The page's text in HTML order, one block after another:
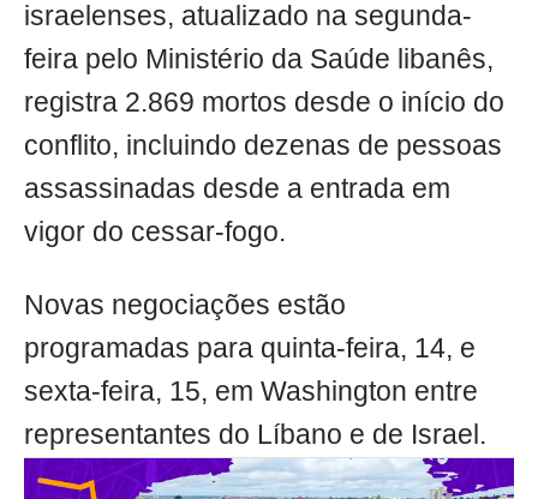
israelenses, atualizado na segunda-
feira pelo Ministério da Saúde libanês,
registra 2.869 mortos desde o início do
conflito, incluindo dezenas de pessoas
assassinadas desde a entrada em
vigor do cessar-fogo.
Novas negociações estão
programadas para quinta-feira, 14, e
sexta-feira, 15, em Washington entre
representantes do Líbano e de Israel.